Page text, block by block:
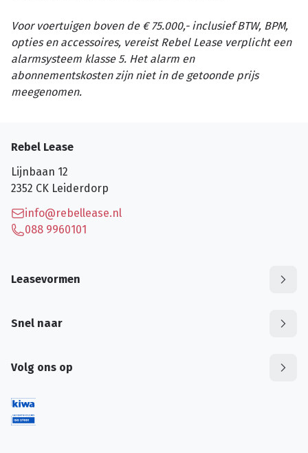
Voor voertuigen boven de € 75.000,- inclusief BTW, BPM,
opties en accessoires, vereist Rebel Lease verplicht een
alarmsysteem klasse 5. Het alarm en
abonnementskosten zijn niet in de getoonde prijs
meegenomen.
Rebel Lease
Lijnbaan 12
2352 CK Leiderdorp
info@rebellease.nl
088 9960101
Leasevormen
Snel naar
Volg ons op